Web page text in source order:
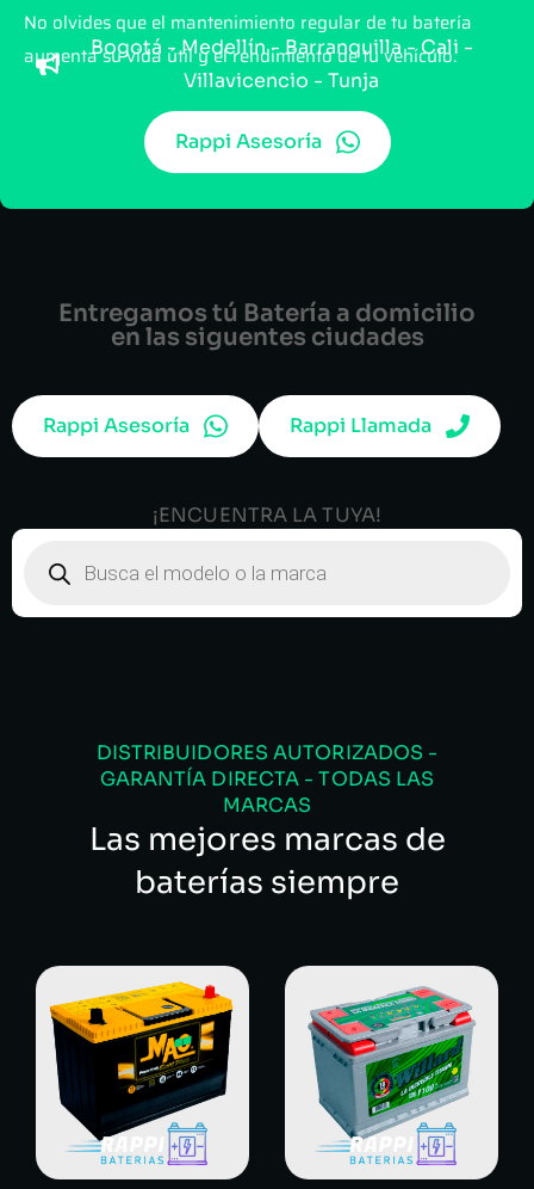
No olvides que el mantenimiento regular de tu batería
aumenta su vida útil y el rendimiento de tu vehículo.
Rappi Asesoría
Entregamos tú Batería a domicilio
en las siguentes ciudades
Bogotá - Medellín - Barranquilla - Cali -
Villavicencio - Tunja
Rappi Asesoría Rappi Llamada
¡ENCUENTRA LA TUYA!
DISTRIBUIDORES AUTORIZADOS -
GARANTÍA DIRECTA - TODAS LAS
MARCAS
Las mejores marcas de
baterías siempre